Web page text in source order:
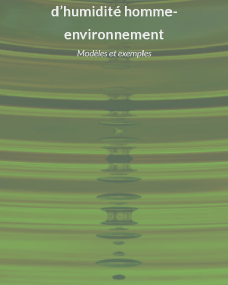
d’humidité homme-
environnement
Modèles et exemples